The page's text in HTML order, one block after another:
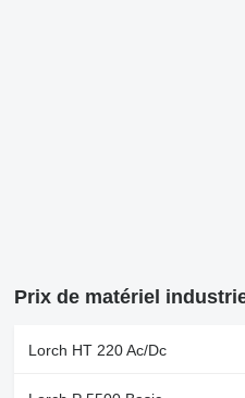
Prix de matériel
Lorch HT 220 Ac/Dc